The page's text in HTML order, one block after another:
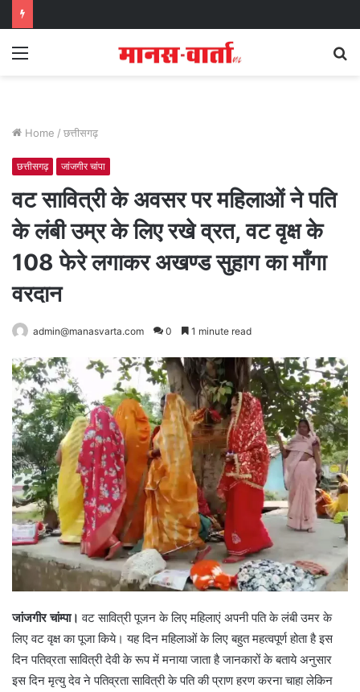
Menu
Home / छत्तीसगढ़
छत्तीसगढ़ जांजगीर चांपा
वट सावित्री के अवसर पर महिलाओं ने पति
के लंबी उम्र के लिए रखे व्रत, वट वृक्ष के
108 फेरे लगाकर अखण्ड सुहाग का माँगा
वरदान
admin@manasvarta.com 0 1 minute read
जांजगीर चांम्पा। वट सावित्री पूजन के लिए महिलाएं अपनी पति के लंबी उमर के
लिए वट वृक्ष का पूजा किये। यह दिन महिलाओं के लिए बहुत महत्वपूर्ण होता है इस
दिन पतिव्रता सावित्री देवी के रूप में मनाया जाता है जानकारों के बताये अनुसार
इस दिन मृत्यु देव ने पतिव्रता सावित्री के पति की प्राण हरण करना चाहा लेकिन